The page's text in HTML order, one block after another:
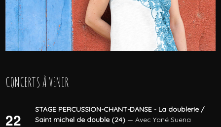
CONCERTS À VENIR
22
STAGE PERCUSSION-CHANT-DANSE - La doublerie /
Saint michel de double (24) — Avec Yané Suena